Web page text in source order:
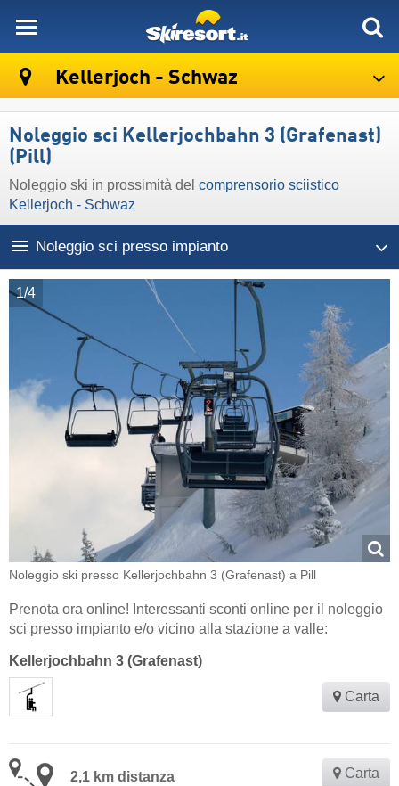
Kellerjoch - Schwaz
Noleggio sci Kellerjochbahn 3 (Grafenast)
(Pill)
Noleggio ski in prossimità del comprensorio sciistico
Kellerjoch - Schwaz
Noleggio sci presso impianto
1/4
Noleggio ski presso Kellerjochbahn 3 (Grafenast) a Pill
Prenota ora online! Interessanti sconti online per il noleggio
sci presso impianto e/o vicino alla stazione a valle:
Kellerjochbahn 3 (Grafenast)
Carta
2,1 km distanza Carta